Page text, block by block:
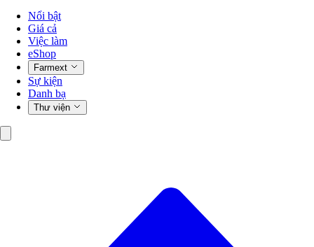
Nổi bật
Giá cả
Việc làm
eShop
Farmext
Sự kiện
Danh bạ
Thư viện